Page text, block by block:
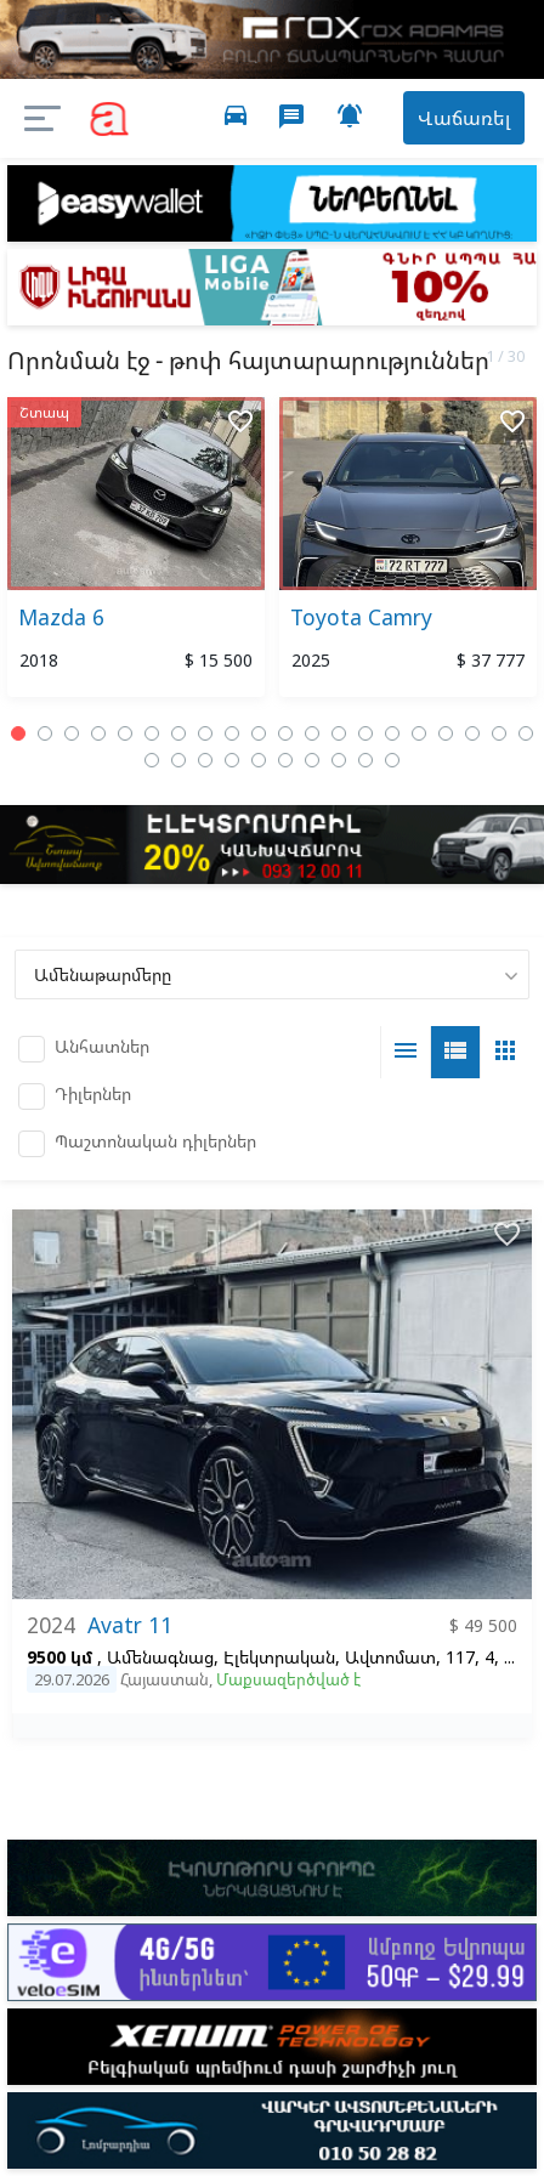
Վաճառել

message
directions_car
Որոնման էջ - թոփ հայտարարություններ
Շտապ
Mazda 6
2018 $ 15 500
favorite_border
Toyota Camry
2025 $ 37 777
favorite_border
Անհատներ
Դիլերներ
Պաշտոնական դիլերներ
apps
view_list
menu
2024 Avatr 11
$ 49 500
9500 կմ , Ամենագնաց, Էլեկտրական, Ավտոմատ, 117, 4, Ձախ
29.07.2026 Հայաստան, Մաքսազերծված է
favorite_border